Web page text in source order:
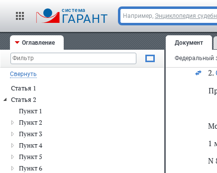
cистема
ГАРАНТ Например, Энциклопедия
Оглавление
Свернуть
Статья 1
Статья 2
Пункт 1
Пункт 2
Пункт 3
Пункт 4
Пункт 5
Пункт 6
Документ
2.
1
N